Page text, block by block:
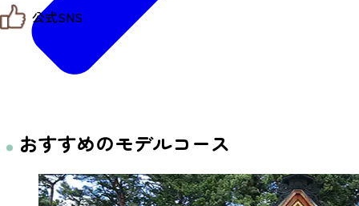
お問い合わせ
観光マップ
せんだい旅日和とは
仙臺写真館フォトギャラリー
公式SNS
せんだい旅日和 X
せんだい旅日和 Instagram
おすすめのモデルコース